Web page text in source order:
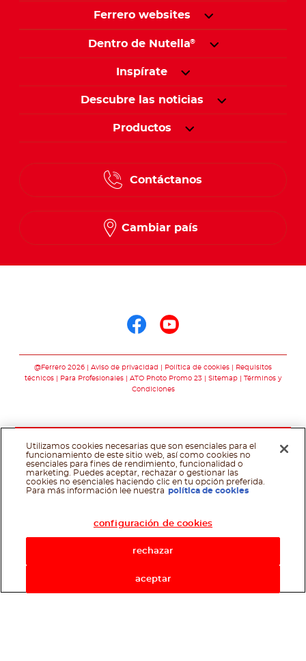
Asistente de recetas
Ferrero websites
Dentro de Nutella®
Inspírate
Descubre las noticias
Productos
Contáctanos
Cambiar país
@Ferrero 2026 Aviso de privacidad Política de cookies
Requisitos
técnicos
Para Profesionales ATO Photo Promo 23 Sitemap
Términos y
Condiciones
Utilizamos cookies necesarias que son esenciales para el
funcionamiento de este sitio web, así como cookies no
esenciales para fines de rendimiento, funcionalidad o
marketing. Puedes aceptar, rechazar o gestionar las
cookies no esenciales haciendo clic en tu opción preferida.
Para más información lee nuestra política de cookies
configuración de cookies
rechazar
aceptar